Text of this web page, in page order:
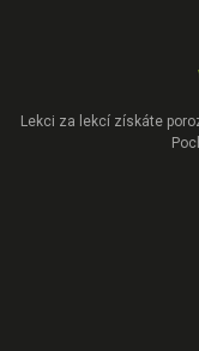
Lekci za lekcí získáte